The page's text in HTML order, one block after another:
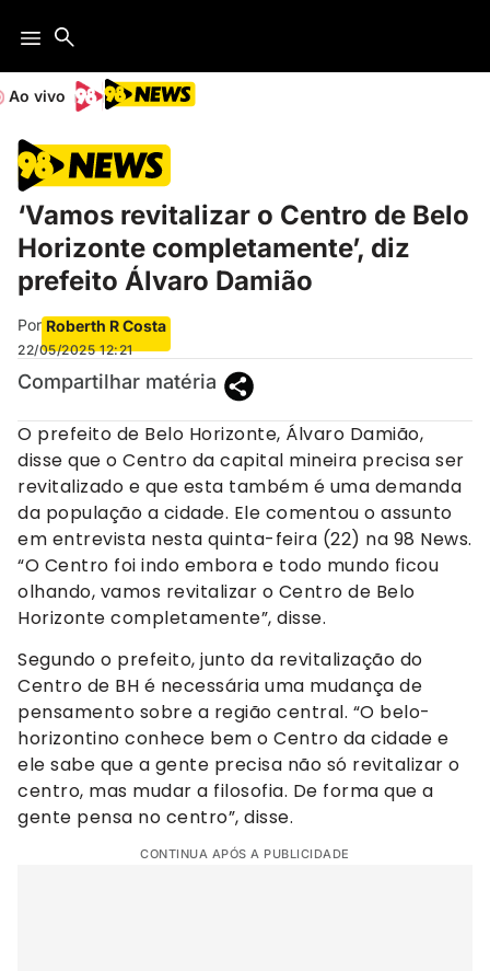
Ao vivo
‘Vamos revitalizar o Centro de Belo
Horizonte completamente’, diz
prefeito Álvaro Damião
Por Roberth R Costa
22/05/2025 12:21
Compartilhar matéria
O prefeito de Belo Horizonte, Álvaro Damião,
disse que o Centro da capital mineira precisa ser
revitalizado e que esta também é uma demanda
da população a cidade. Ele comentou o assunto
em entrevista nesta quinta-feira (22) na 98 News.
“O Centro foi indo embora e todo mundo ficou
olhando, vamos revitalizar o Centro de Belo
Horizonte completamente”, disse.
Segundo o prefeito, junto da revitalização do
Centro de BH é necessária uma mudança de
pensamento sobre a região central. “O belo-
horizontino conhece bem o Centro da cidade e
ele sabe que a gente precisa não só revitalizar o
centro, mas mudar a filosofia. De forma que a
gente pensa no centro”, disse.
CONTINUA APÓS A PUBLICIDADE